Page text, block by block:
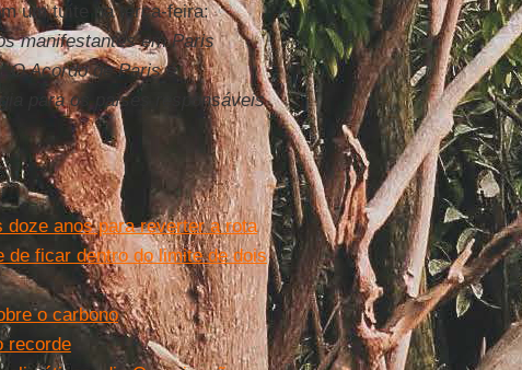
um tuíte na terça-feira:
manifestantes em Paris
O Acordo de Paris é
para os países responsáveis
doze anos para reverter a rota
de ficar dentro do limite de dois
o carbono
recorde